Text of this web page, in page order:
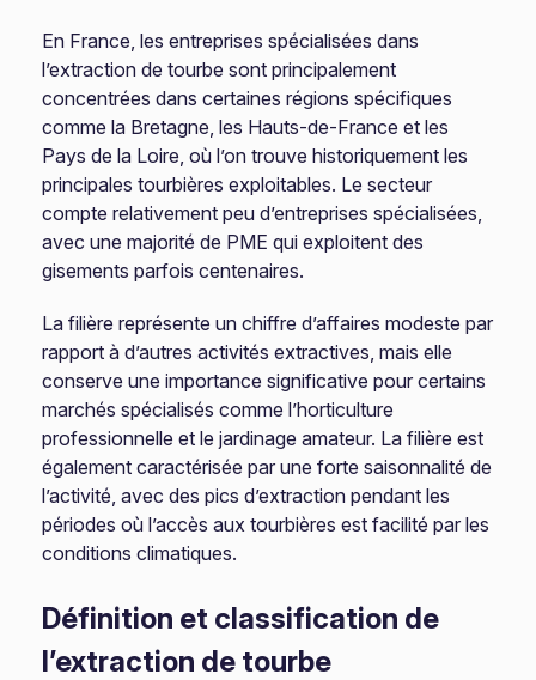
En France, les entreprises spécialisées dans
l’extraction de tourbe sont principalement
concentrées dans certaines régions spécifiques
comme la Bretagne, les Hauts-de-France et les
Pays de la Loire, où l’on trouve historiquement les
principales tourbières exploitables. Le secteur
compte relativement peu d’entreprises spécialisées,
avec une majorité de PME qui exploitent des
gisements parfois centenaires.
La filière représente un chiffre d’affaires modeste par
rapport à d’autres activités extractives, mais elle
conserve une importance significative pour certains
marchés spécialisés comme l’horticulture
professionnelle et le jardinage amateur. La filière est
également caractérisée par une forte saisonnalité de
l’activité, avec des pics d’extraction pendant les
périodes où l’accès aux tourbières est facilité par les
conditions climatiques.
Définition et classification de
l’extraction de tourbe